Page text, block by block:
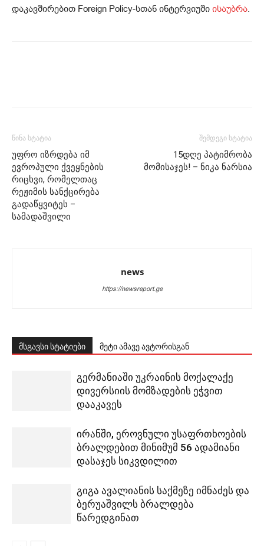
დაკავშირებით Foreign Policy-სთან ინტერვიუში ისაუბრა.
წინა სტატია
უფრო იზრდება იმ
ევროპული ქვეყნების
რიცხვი, რომელთაც
რეჟიმის სანქცირება
გადაწყვიტეს –
სამადაშვილი
შემდეგი სტატია
15დღე პატიმრობა
მომისაჯეს! – ნიკა ნარსია
news
https://newsreport.ge
მსგავსი სტატიები მეტი ამავე ავტორისგან
გერმანიაში უკრაინის მოქალაქე
დივერსიის მომზადების ეჭვით
დააკავეს
ირანში, ეროვნული უსაფრთხოების
ბრალდებით მინიმუმ 56 ადამიანი
დასაჯეს სიკვდილით
გიგა ავალიანის საქმეზე იმნაძეს და
ბერუაშვილს ბრალდება
წარედგინათ